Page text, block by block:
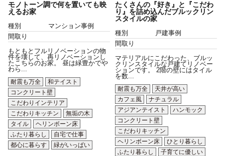
モノトーン調で何を置いても映
えるお家
種別
マンション事例
間取り
もともとフルリノベーションの物
件を壊して、再リノベーションし
たこちらのお家。 昼は緑豊かでや
わら...
耐震も万全
和テイスト
コンクリート壁
こだわりインテリア
こだわりキッチン
無垢の木
タイル
ヘリンボーン床
ふたり暮らし
自宅で仕事
都心に暮らす
緑がいっぱい
たくさんの『好き』と『こだわ
り』を詰め込んだブルックリン
スタイルの家
種別
戸建事例
間取り
マテリアルにこだわった、ブルッ
クリンスタイルな戸建てリノベー
ションです。 2階の壁にはタイル
を数...
耐震も万全
天井が高い
カフェ風
ナチュラル
アジアンテイスト
ハンモック
コンクリート壁
こだわりキッチン
ヘリンボーン床
ひとり暮らし
ふたり暮らし
子育てに優しい